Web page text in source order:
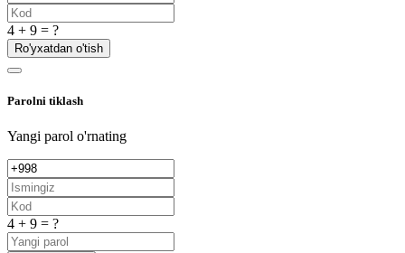
4 + 9 = ?
Ro'yxatdan o'tish
Parolni tiklash
Yangi parol o'rnating
4 + 9 = ?